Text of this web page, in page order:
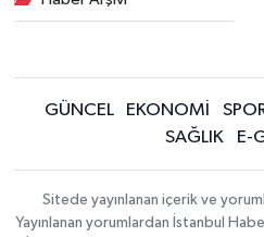
GÜNCEL EKONOMİ
SAĞLIK
E-
Sitede yayınlanan içerik ve
Yayınlanan yorumlardan İstanbul